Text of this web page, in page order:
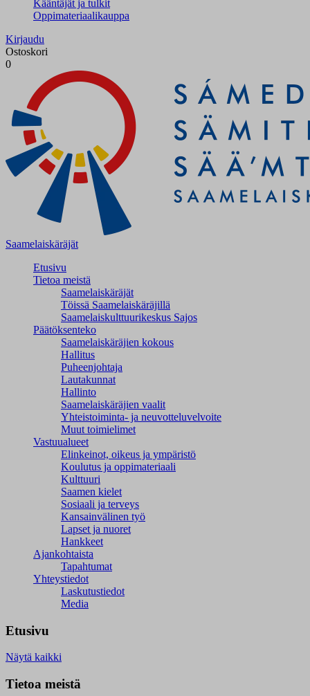
Kääntäjät ja tulkit
Oppimateriaalikauppa
Kirjaudu
Ostoskori
0
Saamelaiskäräjät
Etusivu
Tietoa meistä
Saamelaiskäräjät
Töissä Saamelaiskäräjillä
Saamelaiskulttuuri­keskus Sajos
Päätöksenteko
Saamelaiskäräjien kokous
Hallitus
Puheenjohtaja
Lautakunnat
Hallinto
Saamelaiskäräjien vaalit
Yhteistoiminta- ja neuvotteluvelvoite
Muut toimielimet
Vastuualueet
Elinkeinot, oikeus ja ympäristö
Koulutus ja oppimateriaali
Kulttuuri
Saamen kielet
Sosiaali ja terveys
Kansainvälinen työ
Lapset ja nuoret
Hankkeet
Ajankohtaista
Tapahtumat
Yhteystiedot
Laskutustiedot
Media
Etusivu
Näytä kaikki
Tietoa meistä